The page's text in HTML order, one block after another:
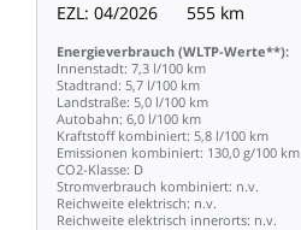
EZL: 04/2026 555 km
Energieverbrauch (WLTP-Werte**):
Innenstadt: 7,3 l/100 km
Stadtrand: 5,7 l/100 km
Landstraße: 5,0 l/100 km
Autobahn: 6,0 l/100 km
Kraftstoff kombiniert: 5,8 l/100 km
Emissionen kombiniert: 130,0 g/100 km
CO2-Klasse: D
Stromverbrauch kombiniert: n.v.
Reichweite elektrisch: n.v.
Reichweite elektrisch innerorts: n.v.